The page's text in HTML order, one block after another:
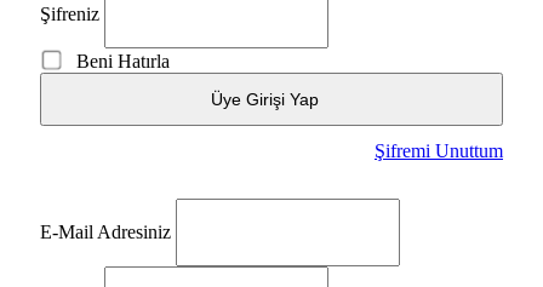
Şifreniz
Beni Hatırla
Üye Girişi Yap
Şifremi Unuttum
E-Mail Adresiniz